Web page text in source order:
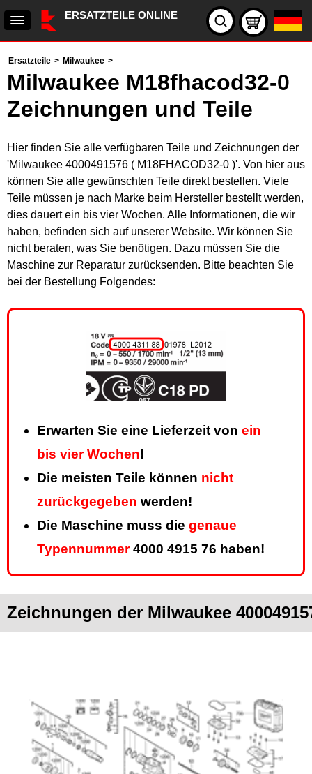
ERSATZTEILE ONLINE
Ersatzteile > Milwaukee >
Milwaukee M18fhacod32-0
Zeichnungen und Teile
Hier finden Sie alle verfügbaren Teile und Zeichnungen der
'Milwaukee 4000491576 ( M18FHACOD32-0 )'. Von hier aus
können Sie alle gewünschten Teile direkt bestellen. Viele
Teile müssen je nach Marke beim Hersteller bestellt werden,
dies dauert ein bis vier Wochen. Alle Informationen, die wir
haben, befinden sich auf unserer Website. Wir können Sie
nicht beraten, was Sie benötigen. Dazu müssen Sie die
Maschine zur Reparatur zurücksenden. Bitte beachten Sie
bei der Bestellung Folgendes:
Erwarten Sie eine Lieferzeit von ein
bis vier Wochen!
Die meisten Teile können nicht
zurückgegeben werden!
Die Maschine muss die genaue
Typennummer4000 4915 76 haben!
Zeichnungen der Milwaukee